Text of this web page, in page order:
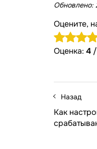
Обновлено:
Оцените,
Оценка: 4 /
Назад
Как